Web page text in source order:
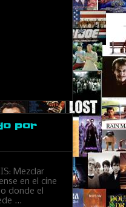
por
Mezclar
en el cine
donde el
...